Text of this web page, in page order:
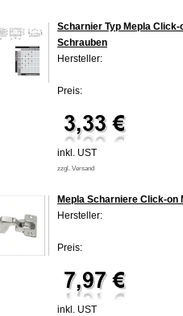
Scharnier Typ Mepla
Schrauben
Hersteller:
Preis:
inkl. UST
zzgl. Versand
Mepla Scharniere Click-on
Hersteller:
Preis:
inkl. UST